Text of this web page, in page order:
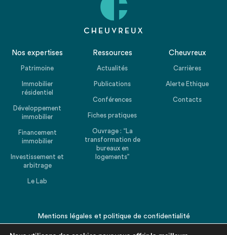
Nos expertises
Patrimoine
Immobilier
résidentiel
Développement
immobilier
Financement
immobilier
Investissement et
arbitrage
Le Lab
Ressources
Actualités
Publications
Conférences
Fiches pratiques
Ouvrage : “La
transformation de
bureaux en
logements”
Cheuvreux
Carrières
Alerte Ethique
Contacts
Mentions légales et politique de confidentialité